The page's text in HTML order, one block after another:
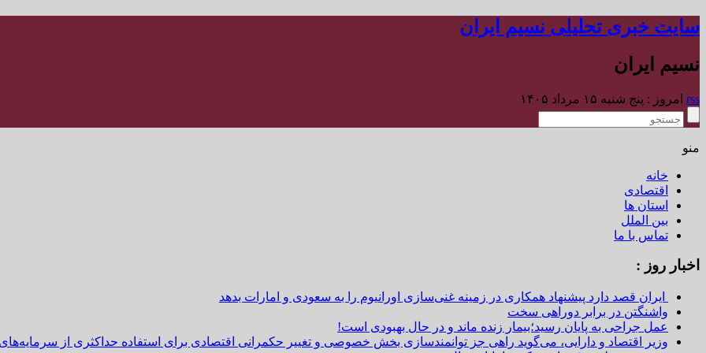
سایت خبری تحلیلی نسیم ایران
نسیم ایران
rss امروز : پنج شنبه ۱۵ مرداد ۱۴۰۵
منو
خانه
اقتصادی
استان ها
بین الملل
تماس با ما
اخبار روز :
ایران قصد دارد پیشنهاد همکاری در زمینه غنی‌سازی اورانیوم را به سعودی و امارات بدهد
واشنگتن در برابر دوراهی سخت
عمل جراحی به پایان رسید؛بیمار زنده ماند و در حال بهبودی است!
وزیر اقتصاد و دارایی، می‌گوید راهی جز توانمندسازی بخش خصوصی و تغییر حکمرانی اقتصادی برای استفاده حداکثری از